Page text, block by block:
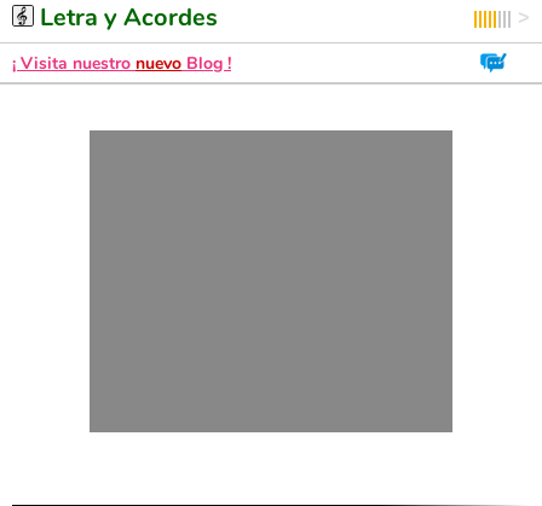
Letra y Acordes
¡ Visita nuestro nuevo Blog !